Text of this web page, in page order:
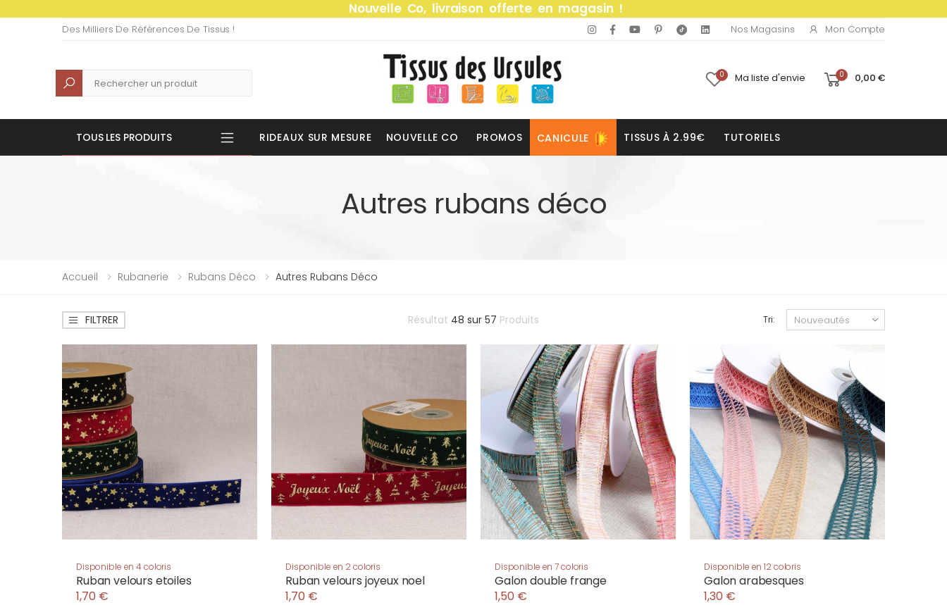
Nouvelle Co, livraison offerte en magasin !
Des Milliers De Références De Tissus ! Nos Magasins Mon Compte
Recherche 0 Ma liste d'envie 0 0,00 €
TOUS LES PRODUITS RIDEAUX SUR MESURE NOUVELLE CO PROMOS CANICULE TISSUS À 2.99€ TUTORIELS
Autres rubans déco
Accueil Rubanerie Rubans Déco Autres Rubans Déco
FILTRER Résultat 48 sur 57 Produits Tri:
Disponible en 4 coloris
Ruban velours etoiles
1,70 €
Disponible en 2 coloris
Ruban velours joyeux noel
1,70 €
Disponible en 7 coloris
Galon double frange
1,50 €
Disponible en 12 coloris
Galon arabesques
1,30 €